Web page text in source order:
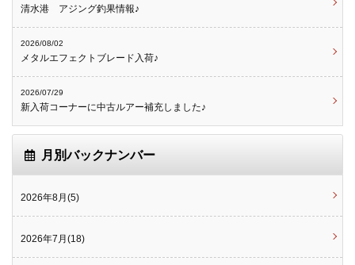
清水港 アジング釣果情報♪
2026/08/02
メタルエフェクトブレード入荷♪
2026/07/29
新入荷コーナーに中古ルアー補充しました♪
月別バックナンバー
2026年8月(5)
2026年7月(18)